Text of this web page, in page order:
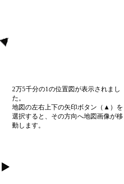
2万5千分の1の位置図が表示されまし
た。
地図の左右上下の矢印ボタン（▲）を
選択すると、その方向へ地図画像が移
動します。